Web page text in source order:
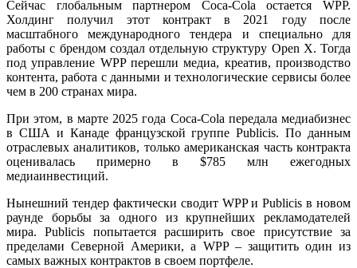
Сейчас глобальным партнером Coca-Cola остается WPP.
Холдинг получил этот контракт в 2021 году после
масштабного международного тендера и специально для
работы с брендом создал отдельную структуру Open X. Тогда
под управление WPP перешли медиа, креатив, производство
контента, работа с данными и технологические сервисы более
чем в 200 странах мира.
При этом, в марте 2025 года Coca-Cola передала медиабизнес
в США и Канаде французской группе Publicis. По данным
отраслевых аналитиков, только американская часть контракта
оценивалась примерно в $785 млн ежегодных
медиаинвестиций.
Нынешний тендер фактически сводит WPP и Publicis в новом
раунде борьбы за одного из крупнейших рекламодателей
мира. Publicis попытается расширить свое присутствие за
пределами Северной Америки, а WPP – защитить один из
самых важных контрактов в своем портфеле.